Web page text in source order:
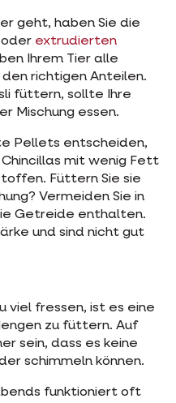
geht, haben Sie die
oder extrudierten
Ihrem Tier alle
richtigen Anteilen.
füttern, sollte Ihre
Mischung essen.
Pellets entscheiden,
mit wenig Fett
Füttern Sie sie
Vermeiden Sie in
Getreide enthalten.
und sind nicht gut
viel fressen, ist es eine
zu füttern. Auf
sein, dass es keine
schimmeln können.
funktioniert oft